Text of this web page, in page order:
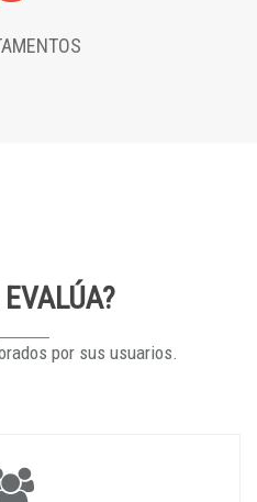
por sus usuarios.